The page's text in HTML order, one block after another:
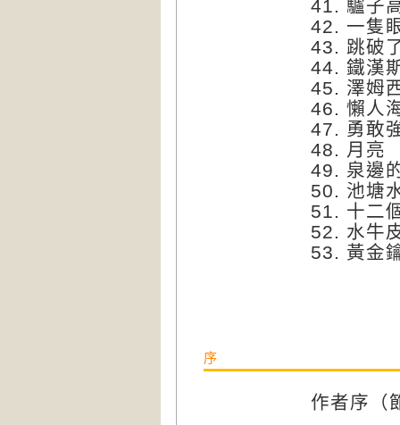
41. 驢子
42. 一隻
43. 跳破
44. 鐵漢
45. 澤姆
46. 懶人
47. 勇敢
48. 月亮
49. 泉邊
50. 池塘
51. 十二
52. 水牛
53. 黃金
序
作者序（